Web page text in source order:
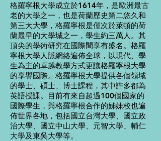
格羅寧根大學成立於1614年，是歐洲最古
老的大學之一，也是荷蘭歷史第二悠久和
第三大大學，格羅寧根是僅次於萊頓的荷
蘭最早的大學城之一，學生約三萬人。其
頂尖的學術研究在國際間享有盛名。格羅
寧根大學人脈網絡遍佈全球，以現代、學
生為主的卓越教學方式更讓格羅寧根大學
的享譽國際。格羅寧根大學提供各個領域
的學士、碩士、博士課程，其中許多都為
英語授課。目前有來自超過100個國家的
國際學生，與格羅寧根合作的姊妹校也遍
佈世界各地，包括國立台灣大學、國立政
治大學、國立中山大學、元智大學、輔仁
大學及東吳大學等。